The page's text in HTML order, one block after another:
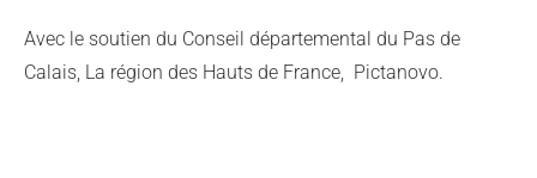
Avec le soutien du Conseil départemental du Pas de
Calais, La région des Hauts de France, Pictanovo.